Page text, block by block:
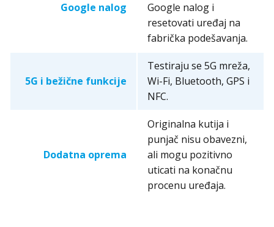
Google nalog
Google nalog i
resetovati uređaj na
fabrička podešavanja.
5G i bežične funkcije
Testiraju se 5G mreža,
Wi-Fi, Bluetooth, GPS i
NFC.
Dodatna oprema
Originalna kutija i
punjač nisu obavezni,
ali mogu pozitivno
uticati na konačnu
procenu uređaja.